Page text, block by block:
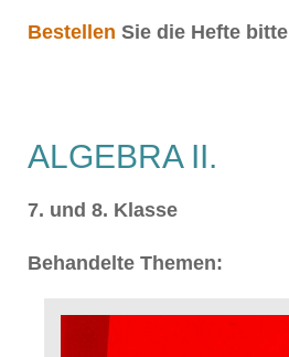
Bestellen Sie die Hefte bitte
ALGEBRA II.
7. und 8. Klasse
Behandelte Themen: